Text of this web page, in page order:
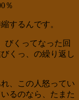
％
するんです。
びくってなった回
くっ、の繰り返し
、この人怒ってい
るのなら、たまた